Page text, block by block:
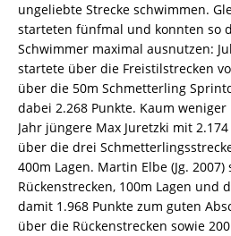
ungeliebte Strecke schwimmen.
starteten fünfmal und konnten so
Schwimmer maximal ausnutzen:
startete über die Freistilstrecken
über die 50m Schmetterling
dabei 2.268 Punkte. Kaum
Jahr jüngere Max Juretzki mit
über die drei
400m Lagen. Martin Elbe (Jg.
Rückenstrecken, 100m Lagen und
damit 1.968 Punkte zum guten
über die Rückenstrecken sowie